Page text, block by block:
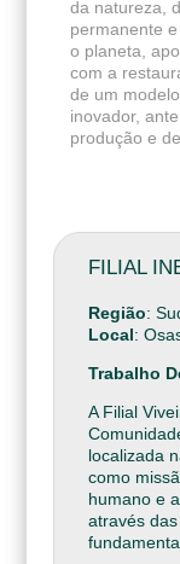
da natureza,
permanente
o planeta,
com a
de um
inovador,
produção e
FILIAL
Região:
Local:
Trabalho
A Filial
localizada
como
humano e
através